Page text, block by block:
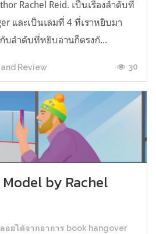
Rachel Reid. เป็นเรื่องลำดับที่
และเป็นเล่มที่ 4 ที่เราหยิบมา
บลำดับที่หยิบอ่านก็ตรงกั...
Review 30
by Rachel
อยได้จากอาการ book hangover